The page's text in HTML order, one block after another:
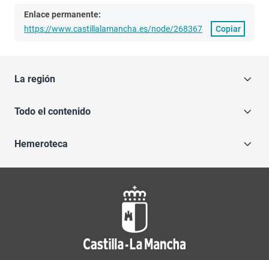
Enlace permanente:
https://www.castillalamancha.es/node/268367
Copiar
La región
Todo el contenido
Hemeroteca